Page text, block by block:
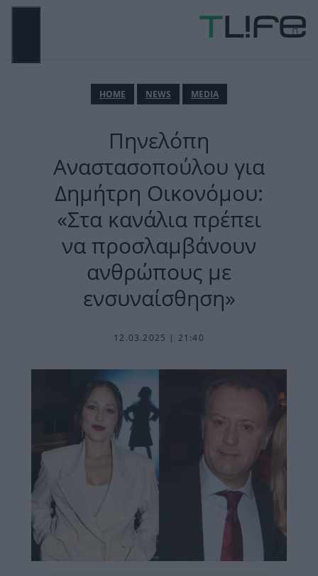
Μετάβαση
ΗΟΜΕ NEWS MEDIA
Πηνελόπη
Αναστασοπούλου για
Δημήτρη Οικονόμου:
«Στα κανάλια πρέπει
να προσλαμβάνουν
ανθρώπους με
ενσυναίσθηση»
12.03.2025 | 21:40